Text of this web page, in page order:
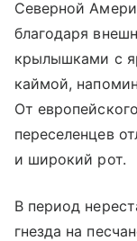
Северной
благодаря
крылышками с
каймой,
От
переселенцев
и широкий рот.
В период
гнезда на